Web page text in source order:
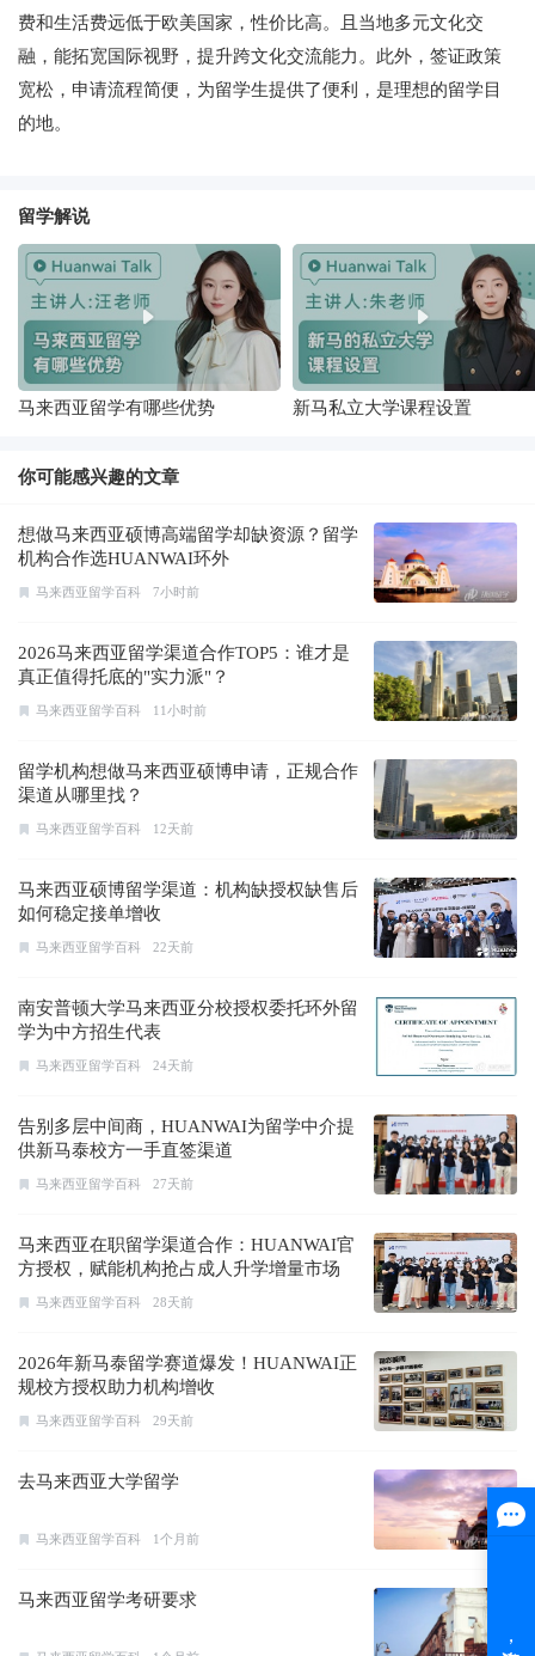
费和生活费远低于欧美国家，性价比高。且当地多元文化交
融，能拓宽国际视野，提升跨文化交流能力。此外，签证政策
宽松，申请流程简便，为留学生提供了便利，是理想的留学目
的地。
留学解说
马来西亚留学有哪些优势 新马私立大学课程设置
你可能感兴趣的文章
想做马来西亚硕博高端留学却缺资源？留学
机构合作选HUANWAI环外
马来西亚留学百科 7小时前
2026马来西亚留学渠道合作TOP5：谁才是
真正值得托底的"实力派"？
马来西亚留学百科 11小时前
留学机构想做马来西亚硕博申请，正规合作
渠道从哪里找？
马来西亚留学百科 12天前
马来西亚硕博留学渠道：机构缺授权缺售后
如何稳定接单增收
马来西亚留学百科 22天前
南安普顿大学马来西亚分校授权委托环外留
学为中方招生代表
马来西亚留学百科 24天前
告别多层中间商，HUANWAI为留学中介提
供新马泰校方一手直签渠道
马来西亚留学百科 27天前
马来西亚在职留学渠道合作：HUANWAI官
方授权，赋能机构抢占成人升学增量市场
马来西亚留学百科 28天前
2026年新马泰留学赛道爆发！HUANWAI正
规校方授权助力机构增收
马来西亚留学百科 29天前
去马来西亚大学留学
马来西亚留学百科 1个月前
马来西亚留学考研要求